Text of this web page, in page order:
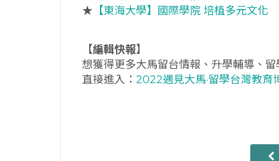
★ 【東海大學】國際學院 培植多元文化
【編輯快報】
想獲得更多大馬留台情報、升學輔導、
直接進入： 2022遇見大馬·留學台灣教育